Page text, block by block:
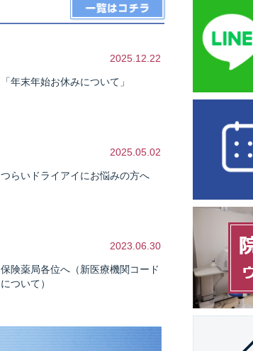
2025.12.22
「年末年始お休みについて」
2025.05.02
つらいドライアイにお悩みの方へ
2023.06.30
保険薬局各位へ（新医療機関コード
について）